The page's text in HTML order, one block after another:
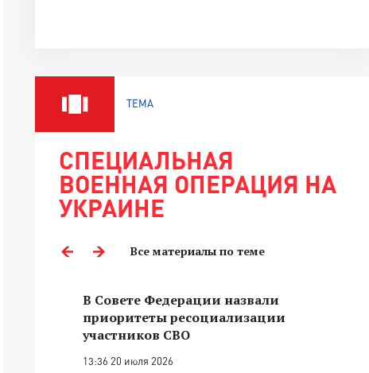
ТЕМА
СПЕЦИАЛЬНАЯ
ВОЕННАЯ ОПЕРАЦИЯ НА
УКРАИНЕ
Все материалы по теме
В Совете Федерации назвали
приоритеты ресоциализации
участников СВО
13:36 20 июля 2026